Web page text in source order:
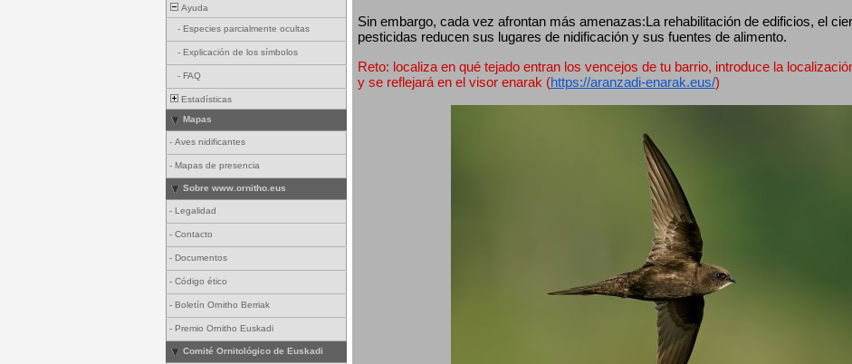
Ayuda
- Especies parcialmente ocultas
- Explicación de los símbolos
- FAQ
Estadísticas
Mapas
- Aves nidificantes
- Mapas de presencia
Sobre www.ornitho.eus
- Legalidad
- Contacto
- Documentos
- Código ético
- Boletín Ornitho Berriak
- Premio Ornitho Euskadi
Comité Ornitológico de Euskadi
Sin embargo, cada vez afrontan más amenazas:La rehabilitación de edificios, el
pesticidas reducen sus lugares de nidificación y sus fuentes de alimento.
Reto: localiza en qué tejado entran los vencejos de tu barrio, introduce la
y se reflejará en el visor enarak (https://aranzadi-enarak.eus/)